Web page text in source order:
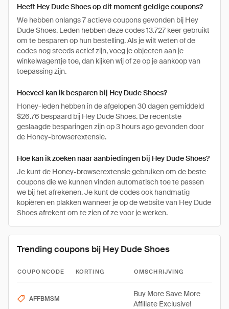
Heeft Hey Dude Shoes op dit moment geldige coupons?
We hebben onlangs 7 actieve coupons gevonden bij Hey
Dude Shoes. Leden hebben deze codes 13.727 keer gebruikt
om te besparen op hun bestelling. Als je wilt weten of de
codes nog steeds actief zijn, voeg je objecten aan je
winkelwagentje toe, dan kijken wij of ze op je aankoop van
toepassing zijn.
Hoeveel kan ik besparen bij Hey Dude Shoes?
Honey-leden hebben in de afgelopen 30 dagen gemiddeld
$26.76 bespaard bij Hey Dude Shoes. De recentste
geslaagde besparingen zijn op 3 hours ago gevonden door
de Honey-browserextensie.
Hoe kan ik zoeken naar aanbiedingen bij Hey Dude Shoes?
Je kunt de Honey-browserextensie gebruiken om de beste
coupons die we kunnen vinden automatisch toe te passen
we bij het afrekenen. Je kunt de codes ook handmatig
kopiëren en plakken wanneer je op de website van Hey Dude
Shoes afrekent om te zien of ze voor je werken.
Trending coupons bij Hey Dude Shoes
COUPONCODE KORTING OMSCHRIJVING
AFFBMSM
Buy More Save More
Affiliate Exclusive!